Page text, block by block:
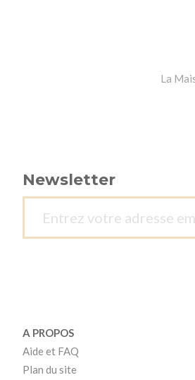
La
Newsletter
A PROPOS
Aide et FAQ
Plan du site